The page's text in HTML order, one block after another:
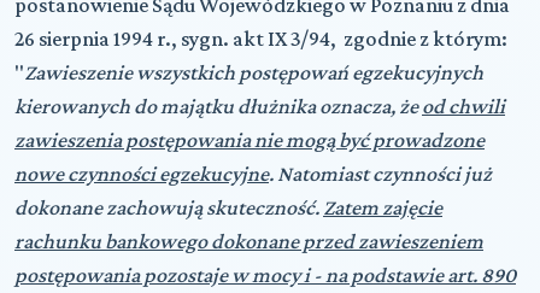
26 sierpnia 1994 r., sygn. akt IX 3/94, zgodnie z którym:
"Zawieszenie wszystkich postępowań egzekucyjnych
kierowanych do majątku dłużnika oznacza, żeod chwili
zawieszenia postępowania nie mogą być prowadzone
nowe czynności egzekucyjne. Natomiast czynności już
dokonane zachowują skuteczność. Zatem zajęcie
rachunku bankowego dokonane przed zawieszeniem
postępowania pozostaje w mocy i - na podstawie art. 890